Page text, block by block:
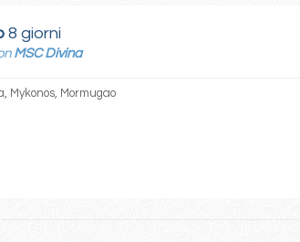
8 giorni
MSC Divina
Mykonos, Mormugao